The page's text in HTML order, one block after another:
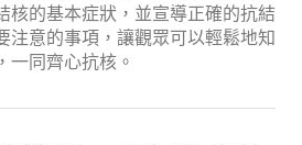
核的基本症狀，並宣導正確的抗結
注意的事項，讓觀眾可以輕鬆地知
一同齊心抗核。